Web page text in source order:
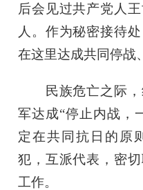
后会见过共产党人
人。作为秘密接待
在这里达成共同停战
民族危亡之际，
军达成“停止内战，
定在共同抗日的原
犯，互派代表，密
工作。